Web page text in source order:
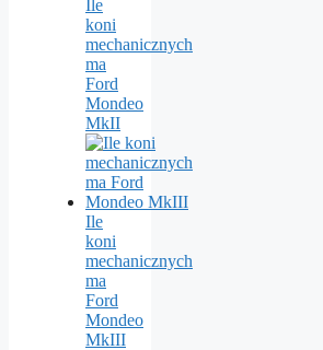
Ile
koni
mechanicznych
ma
Ford
Mondeo
MkII
Ile
koni
mechanicznych
ma
Ford
Mondeo
MkIII